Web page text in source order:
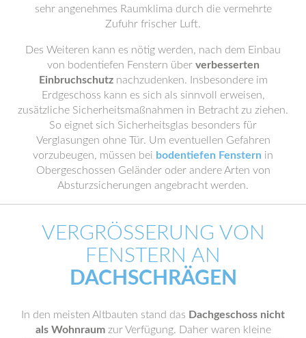
sehr angenehmes Raumklima durch die vermehrte
Zufuhr frischer Luft.
Des Weiteren kann es nötig werden, nach dem Einbau
von bodentiefen Fenstern über verbesserten
Einbruchschutznachzudenken. Insbesondere im
Erdgeschoss kann es sich als sinnvoll erweisen,
zusätzliche Sicherheitsmaßnahmen in Betracht zu ziehen.
So eignet sich Sicherheitsglas besonders für
Verglasungen ohne Tür. Um eventuellen Gefahren
vorzubeugen, müssen bei bodentiefen Fenstern in
Obergeschossen Geländer oder andere Arten von
Absturzsicherungen angebracht werden.
VERGRÖSSERUNG VON F
ENSTERN AN
DACHSCHRÄGEN
In den meisten Altbauten stand das Dachgeschoss nicht
als Wohnraumzur Verfügung. Daher waren kleine